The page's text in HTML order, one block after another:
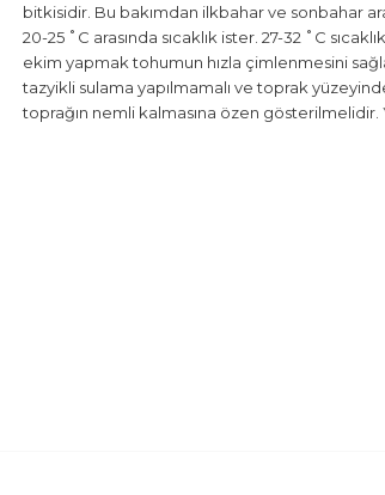
bitkisidir. Bu bakımdan ilkbahar ve sonbahar
20-25 ˚C arasında sıcaklık ister. 27-32 ˚C
ekim yapmak tohumun hızla çimlenmesini
tazyikli sulama yapılmamalı ve toprak
toprağın nemli kalmasına özen